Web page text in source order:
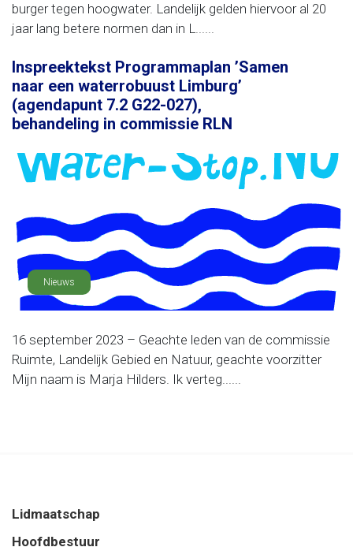
burger tegen hoogwater. Landelijk gelden hiervoor al 20
jaar lang betere normen dan in L......
Inspreektekst Programmaplan ’Samen
naar een waterrobuust Limburg’
(agendapunt 7.2 G22-027),
behandeling in commissie RLN
Nieuws
16 september 2023 – Geachte leden van de commissie
Ruimte, Landelijk Gebied en Natuur, geachte voorzitter
Mijn naam is Marja Hilders. Ik verteg......
Lidmaatschap
Hoofdbestuur